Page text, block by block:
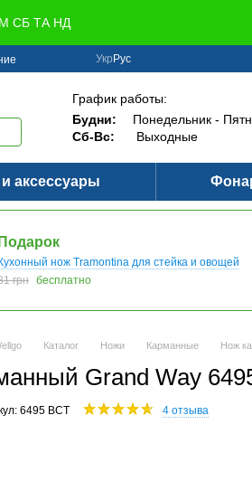
СБ ТА НД
Укр Рус
График работы:
Будни:
Понедельник -
Сб-Вс:
Выходные
аксессуары
Подарок
Кухонный нож Tramontina для стейка и овощей
грн бесплатно
Каталог Ножи Карманные Нож
Grand Way
6495 BCT 4 отзыва